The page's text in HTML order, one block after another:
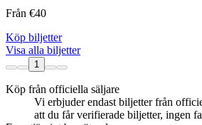
Från €40
Köp biljetter
Visa alla biljetter
1
Köp från officiella säljare
Vi erbjuder endast biljetter från
att du får verifierade biljetter, ingen